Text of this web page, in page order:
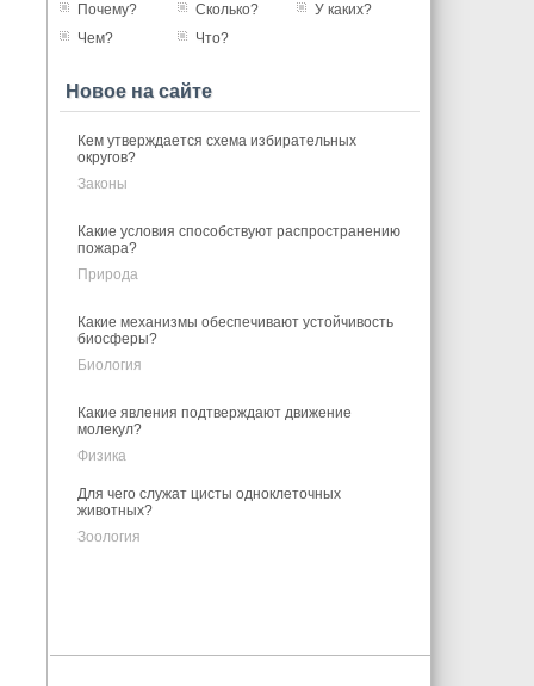
Почему?
Сколько?
У каких?
Чем?
Что?
Новое на сайте
Кем утверждается схема избирательных
округов?
Законы
Какие условия способствуют распространению
пожара?
Природа
Какие механизмы обеспечивают устойчивость
биосферы?
Биология
Какие явления подтверждают движение
молекул?
Физика
Для чего служат цисты одноклеточных
животных?
Зоология